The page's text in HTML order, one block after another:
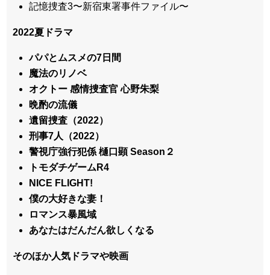
記憶捜査3〜新宿東署事件ファイル〜
2022夏ドラマ
パパとムスメの7日間
魔法のリノベ
オクトー 感情捜査官 心野朱梨
晩酌の流儀
遺留捜査（2022）
刑事7人（2022）
警視庁強行犯係 樋口顕 Season２
トモダチゲームR4
NICE FLIGHT!
僕の大好きな妻！
ロマンス暴風域
あなたはだんだん欲しくなる
そのほか人気ドラマや映画